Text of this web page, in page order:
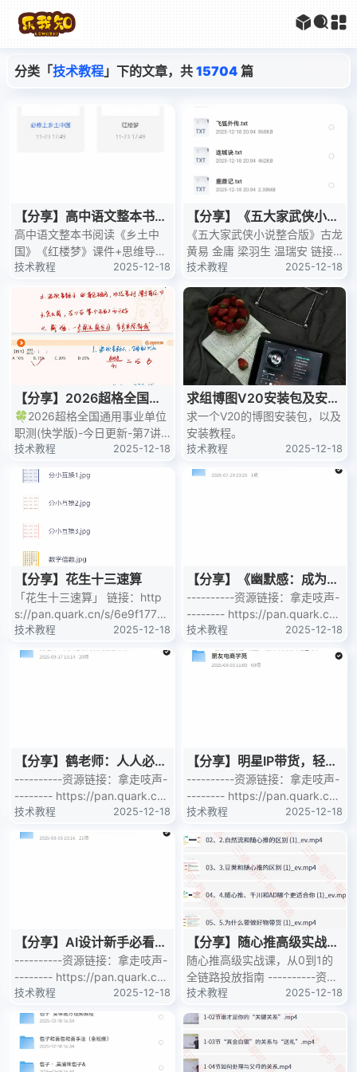
分类「技术教程 」下的文章，共 15704 篇
【分享】高中语文整本书阅
读《乡土中国》《红楼梦》
课件
高中语文整本书阅读《乡土中
国》《红楼梦》课件+思维导图
+知识清+习题【178.2MB】 本
技术教程 2025-12-18
【分享】《五大家武侠小说
整合版》古龙 黄易 金庸 梁
羽生 温瑞安
《五大家武侠小说整合版》古龙
黄易 金庸 梁羽生 温瑞安 链接:h
ttps://pan.quark.cn/s/88e6d
技术教程 2025-12-18
【分享】2026超格全国通
用事业单位职测(快学版)
🍀2026超格全国通用事业单位
职测(快学版)-今日更新-第7讲
链接：https://pan.quark.cn/s/
0a
技术教程 2025-12-18
求组博图V20安装包及安装
教程
求一个V20的博图安装包，以及
安装教程。
技术教程 2025-12-18
【分享】花生十三速算
「花生十三速算」 链接：http
s://pan.quark.cn/s/6e9f1777a
1c6 🔥夸克网盘使用技巧🔥：
在
技术教程 2025-12-18
【分享】《幽默感：成为更
受欢迎的人》
----------资源链接：拿走吱声-
-------- https://pan.quark.cn/
s/23a7a2de
技术教程 2025-12-18
【分享】鹤老师：人人必修
的新商业思维课
----------资源链接：拿走吱声-
-------- https://pan.quark.cn/
s/23a1435b
技术教程 2025-12-18
【分享】明星IP带货，轻松
月入过万的秘诀
----------资源链接：拿走吱声-
-------- https://pan.quark.cn/
s/238654a0
技术教程 2025-12-18
【分享】AI设计新手必看！
版式设计视频教程
----------资源链接：拿走吱声-
-------- https://pan.quark.cn/
s/2370db13
技术教程 2025-12-18
【分享】随心推高级实战
课，从0到1的全链路投放指
南
随心推高级实战课，从0到1的
全链路投放指南 ----------资源
链接：拿走吱下声[乖]----------
- htt
技术教程 2025-12-18